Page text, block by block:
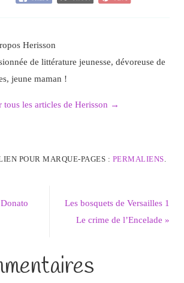
Herisson
de littérature jeunesse, dévoreuse de
jeune maman !
tous les articles de Herisson →
POUR MARQUE-PAGES : PERMALIENS
Les bosquets de Versailles 1
Le crime de l’Encelade»